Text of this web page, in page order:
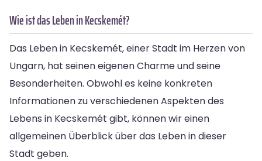
Wie ist das Leben in Kecskemét?
Das Leben in Kecskemét, einer Stadt im Herzen von
Ungarn, hat seinen eigenen Charme und seine
Besonderheiten. Obwohl es keine konkreten
Informationen zu verschiedenen Aspekten des
Lebens in Kecskemét gibt, können wir einen
allgemeinen Überblick über das Leben in dieser
Stadt geben.